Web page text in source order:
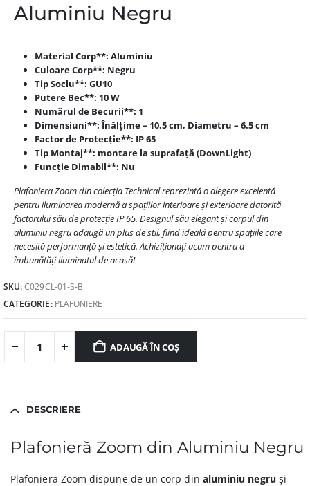
Aluminiu Negru
Material Corp**: Aluminiu
Culoare Corp**: Negru
Tip Soclu**: GU10
Putere Bec**: 10 W
Numărul de Becurii**: 1
Dimensiuni**: Înălțime – 10.5 cm, Diametru – 6.5 cm
Factor de Protecție**: IP 65
Tip Montaj**: montare la suprafață (DownLight)
Funcție Dimabil**: Nu
Plafoniera Zoom din colecția Technical reprezintă o alegere excelentă
pentru iluminarea modernă a spațiilor interioare și exterioare datorită
factorului său de protecție IP 65. Designul său elegant și corpul din
aluminiu negru adaugă un plus de stil, fiind ideală pentru spațiile care
necesită performanță și estetică. Achiziționați acum pentru a
îmbunătăți iluminatul de acasă!
SKU:C029CL-01-S-B
CATEGORIE: PLAFONIERE
ADAUGĂ ÎN COȘ
DESCRIERE
Plafonieră Zoom din Aluminiu Negru
Plafoniera Zoom dispune de un corp din aluminiu negruși